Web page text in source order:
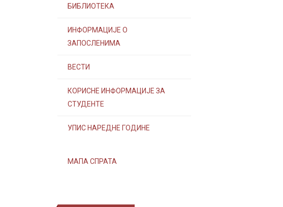
БИБЛИОТЕКА
ИНФОРМАЦИЈЕ О
ЗАПОСЛЕНИМА
ВЕСТИ
КОРИСНЕ ИНФОРМАЦИЈЕ ЗА
СТУДЕНТЕ
УПИС НАРЕДНЕ ГОДИНЕ
МАПА СПРАТА